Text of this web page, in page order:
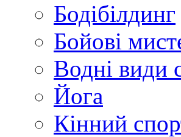
Бодібілдинг
Бойові
Водні види
Йога
Кінний